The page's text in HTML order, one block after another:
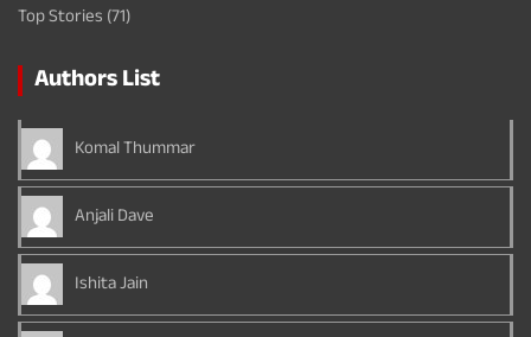
Top Stories (71)
Authors List
Komal Thummar
Anjali Dave
Ishita Jain